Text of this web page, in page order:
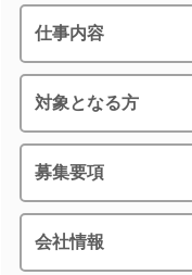
仕事内容
対象となる方
募集要項
会社情報